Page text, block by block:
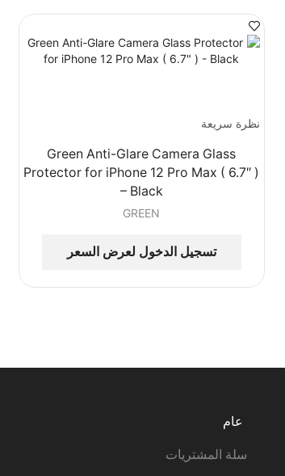
نظرة سريعة
Green Anti-Glare Camera Glass
Protector for iPhone 12 Pro Max ( 6.7″ )
– Black
GREEN
تسجيل الدخول لعرض السعر
عام
سلة المشتريات